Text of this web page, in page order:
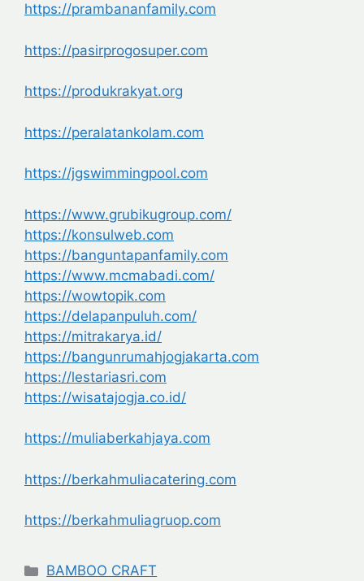
https://prambananfamily.com
https://pasirprogosuper.com
https://produkrakyat.org
https://peralatankolam.com
https://jgswimmingpool.com
https://www.grubikugroup.com/
https://konsulweb.com
https://banguntapanfamily.com
https://www.mcmabadi.com/
https://wowtopik.com
https://delapanpuluh.com/
https://mitrakarya.id/
https://bangunrumahjogjakarta.com
https://lestariasri.com
https://wisatajogja.co.id/
https://muliaberkahjaya.com
https://berkahmuliacatering.com
https://berkahmuliagruop.com
Categories
BAMBOO CRAFT